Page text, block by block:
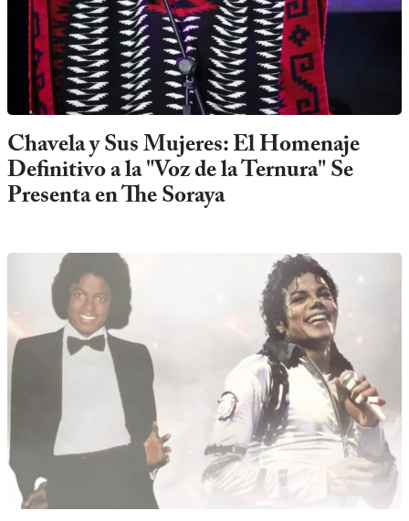
Chavela y Sus Mujeres: El Homenaje
Definitivo a la "Voz de la Ternura" Se
Presenta en The Soraya